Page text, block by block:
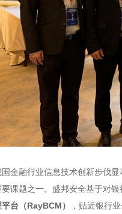
金融行业信息技术创新步伐
课题之一。盛邦安全基于对
台（RayBCM）
，贴近银行